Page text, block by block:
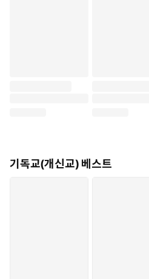
기독교(개신교) 베스트